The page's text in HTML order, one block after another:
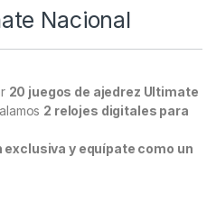
Nacional
20 juegos de ajedrez Ultimate
2 relojes digitales para
y equípate como un